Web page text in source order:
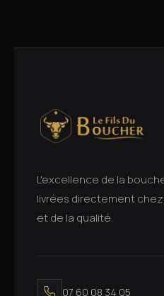
L'excellence de la
livrées directement
et de la qualité.
07 60 08 34 05